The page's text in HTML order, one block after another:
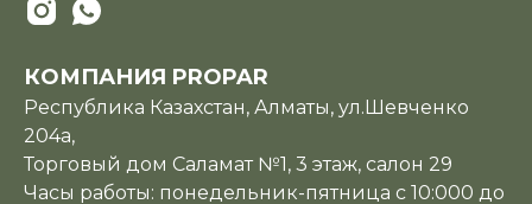
КОМПАНИЯ PROPAR
Республика Казахстан, Алматы, ул.Шевченко
204а,
Торговый дом Саламат №1, 3 этаж, салон 29
Часы работы: понедельник-пятница с 10:000 до